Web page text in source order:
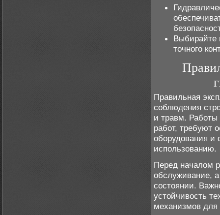
Выбирайте
точного
Правильная
соблюдения
и травм. Работы
работ, требуют
оборудования и
использованию.
Перед началом
обслуживание,
состоянии.
устойчивость
механизмов для